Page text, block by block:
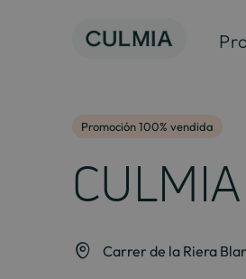
Promoción 100% vendida
Carrer de la Riera